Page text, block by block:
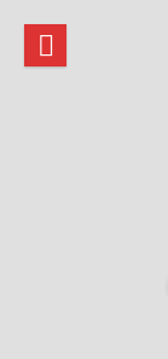
content